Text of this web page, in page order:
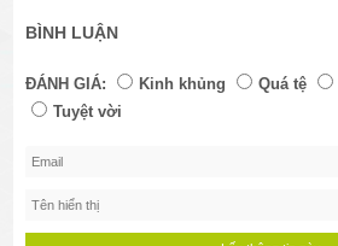
BÌNH LUẬN
ĐÁNH GIÁ: Kinh khủng Quá tệ
Tuyệt vời